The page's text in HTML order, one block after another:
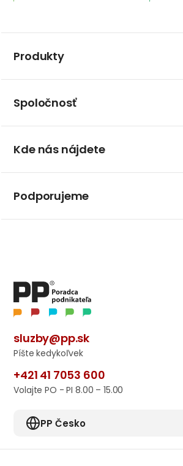
Produkty
Spoločnosť
Kde nás nájdete
Podporujeme
sluzby@pp.sk
Píšte kedykoľvek
+421 41 7053 600
Volajte PO - PI 8.00 – 15.00
PP Česko